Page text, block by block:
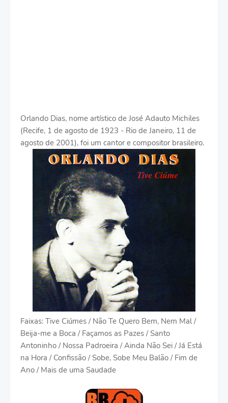
Orlando Dias, nome artístico de José Adauto Michiles
(Recife, 1 de agosto de 1923 - Rio de Janeiro, 11 de
agosto de 2001), foi um cantor e compositor brasileiro.
Faixas: Tive Ciúmes / Não Te Quero Bem, Nem Mal /
Beija-me a Boca / Façamos as Pazes / Santo
Antoninho / Nossa Padroeira / Ainda Não Sei / Já Está
na Hora / Confissão / Sobe, Sobe Meu Balão / Fim de
Ano / Mais de uma Saudade